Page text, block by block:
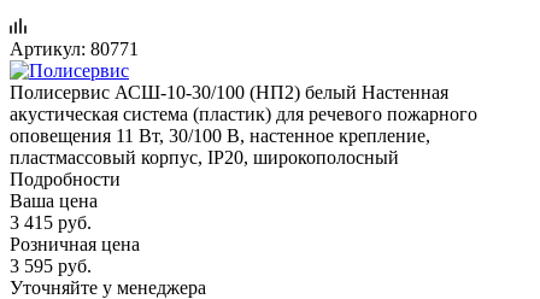
Артикул: 80771
Полисервис АСШ-10-30/100 (НП2) белый Настенная
акустическая система (пластик) для речевого пожарного
оповещения 11 Вт, 30/100 В, настенное крепление,
пластмассовый корпус, IP20, широкополосный
Подробности
Ваша цена
3 415 руб.
Розничная цена
3 595 руб.
Уточняйте у менеджера